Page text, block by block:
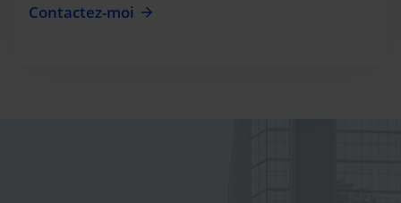
Contactez-moi